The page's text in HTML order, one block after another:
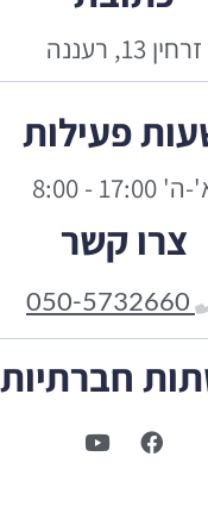
זרחין 13, רעננה
פעילות
17:00 - 8:00
צרו קשר
חברתיות